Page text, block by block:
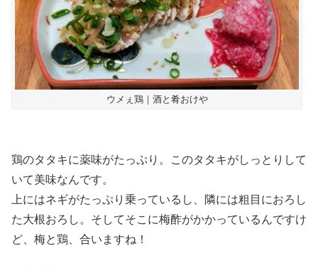
ウメぇ鶏｜酒と肴おけや
鶏のタタキに薬味がたっぷり。このタタキがしっとりして
いて美味なんです。
上にはネギがたっぷり乗っているし、隣には粗目におろし
た大根おろし。そしてそこに梅酢がかかっているんですけ
ど、梅と鶏、合いますね！